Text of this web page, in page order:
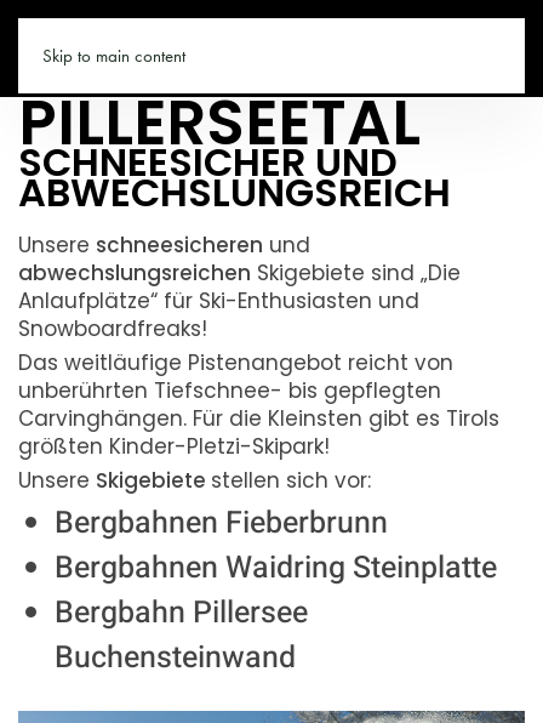
Skip to main content
PILLERSEETAL.CO
SKIGEBIETE IM
PILLERSEETAL
SCHNEESICHER UND
ABWECHSLUNGSREICH
Unsere schneesicheren und
abwechslungsreichen Skigebiete sind „Die
Anlaufplätze“ für Ski-Enthusiasten und
Snowboardfreaks!
Das weitläufige Pistenangebot reicht von
unberührten Tiefschnee- bis gepflegten
Carvinghängen. Für die Kleinsten gibt es Tirols
größten Kinder-Pletzi-Skipark!
Unsere Skigebiete stellen sich vor:
Bergbahnen Fieberbrunn
Bergbahnen Waidring Steinplatte
Bergbahn Pillersee
Buchensteinwand